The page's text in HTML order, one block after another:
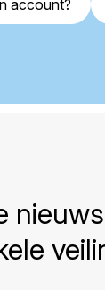
account?